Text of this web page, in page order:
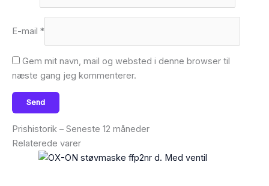
E-mail *
Gem mit navn, mail og websted i denne browser til
næste gang jeg kommenterer.
Prishistorik – Seneste 12 måneder
Relaterede varer